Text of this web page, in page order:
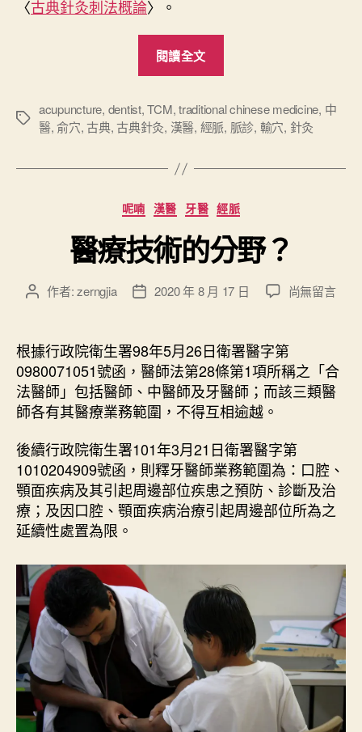
〈古典針灸刺法概論〉。
閱讀全文
針
灸
論
”
標
acupuncture, dentist,TCM,traditional chinese medicine, 中
醫, 俞穴,古典,古典針灸, 漢醫, 經脈, 脈診, 輸穴, 針灸
分
類
呢喃 漢醫 牙醫 經脈
醫療技術的分野？
文
者
作者:zerngjia
文
佈
日
期
2020 年 8 月 17 日
在
療
技
術
的
？
〉
中
尚無留言
根據行政院衛生署98年5月26日衛署醫字第
0980071051號函，醫師法第28條第1項所稱之「合
法醫師」包括醫師、中醫師及牙醫師；而該三類醫
師各有其醫療業務範圍，不得互相逾越。
後續行政院衛生署101年3月21日衛署醫字第
1010204909號函，則釋牙醫師業務範圍為：口腔、
顎面疾病及其引起周邊部位疾患之預防、診斷及治
療；及因口腔、顎面疾病治療引起周邊部位所為之
延續性處置為限。